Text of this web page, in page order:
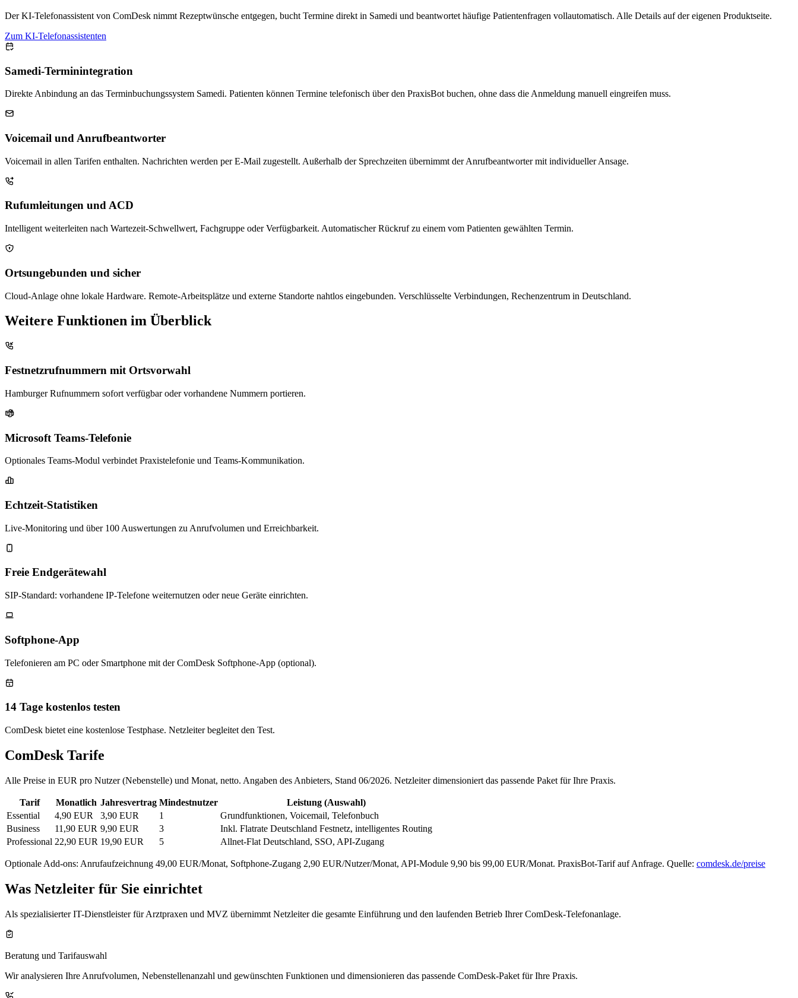
Der KI-Telefonassistent von ComDesk nimmt Rezeptwünsche entgegen, bucht Termine direkt in Samedi und beantwortet häufige Patientenfragen vollautomatisch. Alle Details auf der eigenen Produktseite.
Zum KI-Telefonassistenten
Samedi-Terminintegration
Direkte Anbindung an das Terminbuchungssystem Samedi. Patienten können Termine telefonisch über den PraxisBot buchen, ohne dass die Anmeldung manuell eingreifen muss.
Voicemail und Anrufbeantworter
Voicemail in allen Tarifen enthalten. Nachrichten werden per E-Mail zugestellt. Außerhalb der Sprechzeiten übernimmt der Anrufbeantworter mit individueller Ansage.
Rufumleitungen und ACD
Intelligent weiterleiten nach Wartezeit-Schwellwert, Fachgruppe oder Verfügbarkeit. Automatischer Rückruf zu einem vom Patienten gewählten Termin.
Ortsungebunden und sicher
Cloud-Anlage ohne lokale Hardware. Remote-Arbeitsplätze und externe Standorte nahtlos eingebunden. Verschlüsselte Verbindungen, Rechenzentrum in Deutschland.
Weitere Funktionen im Überblick
Festnetzrufnummern mit Ortsvorwahl
Hamburger Rufnummern sofort verfügbar oder vorhandene Nummern portieren.
Microsoft Teams-Telefonie
Optionales Teams-Modul verbindet Praxistelefonie und Teams-Kommunikation.
Echtzeit-Statistiken
Live-Monitoring und über 100 Auswertungen zu Anrufvolumen und Erreichbarkeit.
Freie Endgerätewahl
SIP-Standard: vorhandene IP-Telefone weiternutzen oder neue Geräte einrichten.
Softphone-App
Telefonieren am PC oder Smartphone mit der ComDesk Softphone-App (optional).
14 Tage kostenlos testen
ComDesk bietet eine kostenlose Testphase. Netzleiter begleitet den Test.
ComDesk Tarife
Alle Preise in EUR pro Nutzer (Nebenstelle) und Monat, netto. Angaben des Anbieters, Stand 06/2026. Netzleiter dimensioniert das passende Paket für Ihre Praxis.
Tarif Monatlich Jahresvertrag Mindestnutzer
Leistung (Auswahl)
Essential
4,90 EUR 3,90 EUR 1
Grundfunktionen, Voicemail, Telefonbuch
Business
11,90 EUR 9,90 EUR 3
Inkl. Flatrate Deutschland Festnetz, intelligentes Routing
Professional 22,90 EUR 19,90 EUR 5 Allnet-Flat Deutschland, SSO, API-Zugang
Optionale Add-ons: Anrufaufzeichnung 49,00 EUR/Monat, Softphone-Zugang 2,90 EUR/Nutzer/Monat, API-Module 9,90 bis 99,00 EUR/Monat. PraxisBot-Tarif auf Anfrage. Quelle: comdesk.de/preise
Was Netzleiter für Sie einrichtet
Als spezialisierter IT-Dienstleister für Arztpraxen und MVZ übernimmt Netzleiter die gesamte Einführung und den laufenden Betrieb Ihrer ComDesk-Telefonanlage.
Beratung und Tarifauswahl
Wir analysieren Ihre Anrufvolumen, Nebenstellenanzahl und gewünschten Funktionen und dimensionieren das passende ComDesk-Paket für Ihre Praxis.